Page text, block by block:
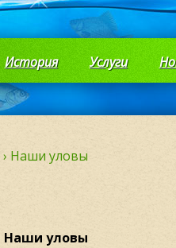
История Услуги
› Наши уловы
Наши уловы